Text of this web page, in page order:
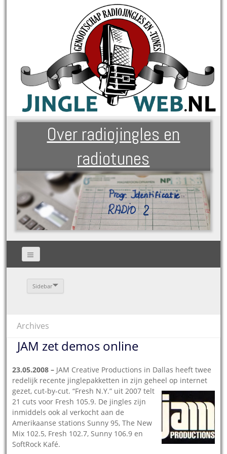
Over radiojingles en
radiotunes
Sidebar
Archives
JAM zet demos online
23.05.2008 – JAM Creative Productions in Dallas heeft twee
redelijk recente jinglepakketten in zijn geheel op internet
gezet, cut-by-cut.“Fresh N.Y.” uit 2007 telt
21 cuts voor Fresh 105.9. De jingles zijn
inmiddels ook al verkocht aan de
Amerikaanse stations Sunny 95, The New
Mix 102.5, Fresh 102.7, Sunny 106.9 en
SoftRock Kafé.